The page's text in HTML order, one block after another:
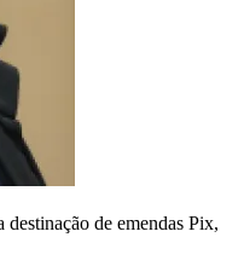
de emendas Pix,